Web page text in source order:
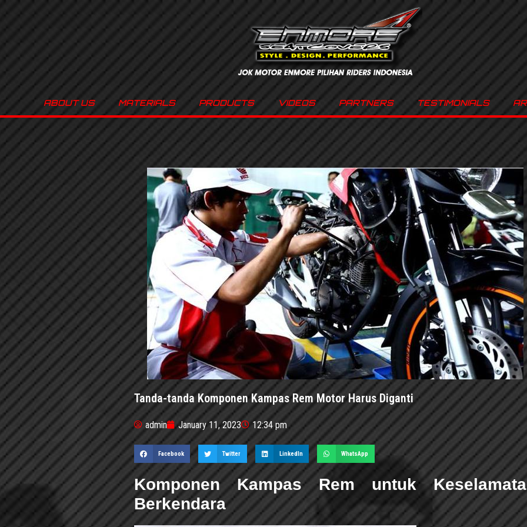
ABOUT US MATERIALS PRODUCTS VIDEOS PARTNERS TESTIMONIALS
Tanda-tanda Komponen Kampas Rem Motor Harus Diganti
admin January 11, 2023 12:34 pm
Facebook Twitter LinkedIn WhatsApp
Komponen Kampas Rem untuk
Berkendara